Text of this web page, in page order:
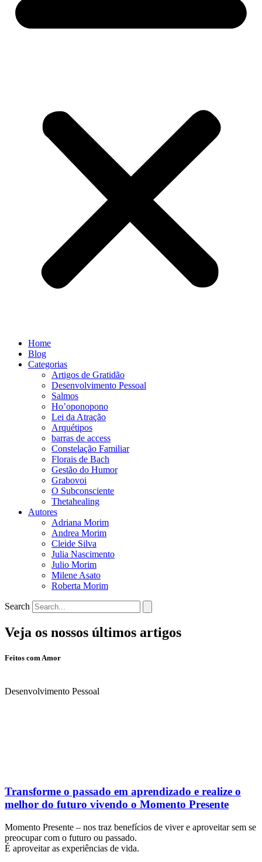
Home
Blog
Categorias
Artigos de Gratidão
Desenvolvimento Pessoal
Salmos
Ho’oponopono
Lei da Atração
Arquétipos
barras de access
Constelação Familiar
Florais de Bach
Gestão do Humor
Grabovoi
O Subconsciente
Thetahealing
Autores
Adriana Morim
Andrea Morim
Cleide Silva
Julia Nascimento
Julio Morim
Milene Asato
Roberta Morim
Search
Veja os nossos últimos artigos
Feitos com Amor
Desenvolvimento Pessoal
Transforme o passado em aprendizado e realize o
melhor do futuro vivendo o Momento Presente
Momento Presente – nos traz benefícios de viver e aproveitar sem se
preocupar com o futuro ou passado.
É aproveitar as experiências de vida.